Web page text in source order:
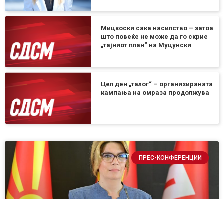
Мицкоски сака насилство – затоа
што повеќе не може да го скрие
„тајниот план“ на Муцунски
Цел ден „талог“ – организираната
кампања на омраза продолжува
ПРЕС-КОНФЕРЕНЦИИ